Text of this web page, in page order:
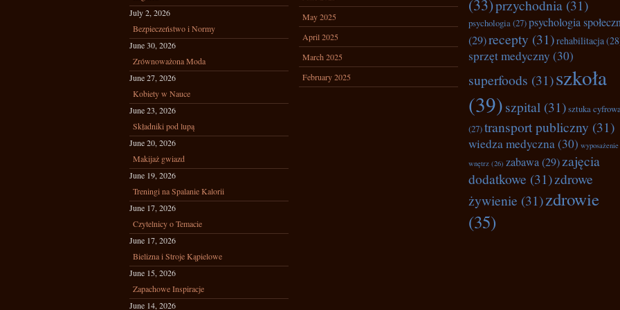
July 2, 2026
Bezpieczeństwo i Normy
June 30, 2026
Zrównoważona Moda
June 27, 2026
Kobiety w Nauce
June 23, 2026
Składniki pod lupą
June 20, 2026
Makijaż gwiazd
June 19, 2026
Treningi na Spalanie Kalorii
June 17, 2026
Czytelnicy o Temacie
June 17, 2026
Bielizna i Stroje Kąpielowe
June 15, 2026
Zapachowe Inspiracje
June 14, 2026
May 2025
April 2025
March 2025
February 2025
(33)przychodnia (31)
psychologia(27)psychologia
(29)recepty (31)rehabilitacja
sprzęt medyczny (30)
superfoods (31)szkoła
(39)szpital (31)sztuka
(27)transport publiczny (31)
wiedza medyczna(30) wyposażenie
wnętrz (26) zabawa(29)zajęcia
dodatkowe (31)zdrowe
żywienie (31)zdrowie
(35)